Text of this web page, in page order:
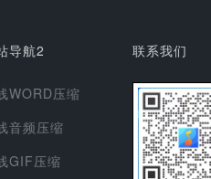
导航2
WORD压缩
音频压缩
GIF压缩
联系我们